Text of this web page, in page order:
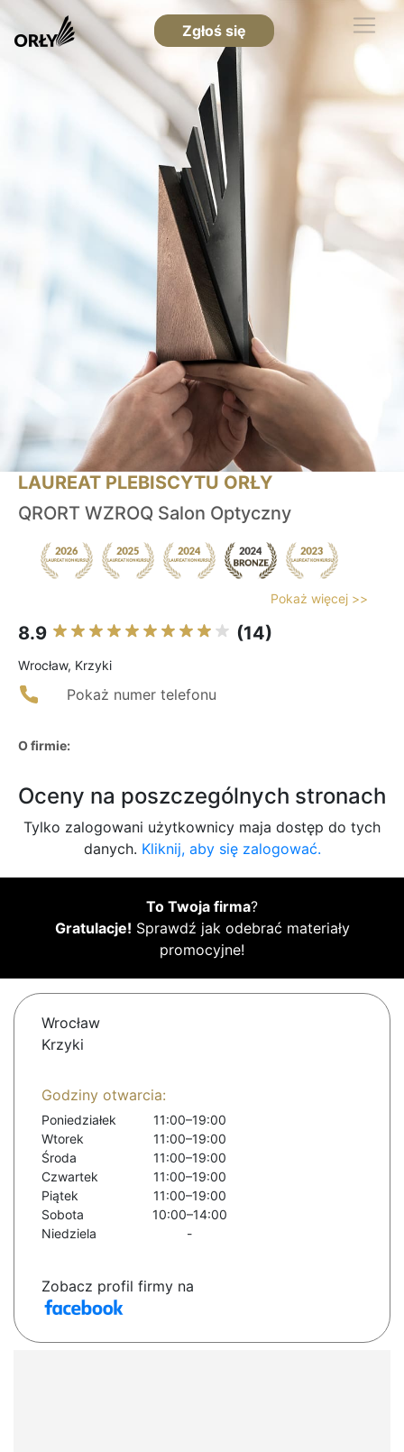
Zgłoś się
LAUREAT PLEBISCYTU ORŁY
QRORT WZROQ Salon Optyczny
Pokaż więcej >>
8.9 (14)
Wrocław, Krzyki
Pokaż numer telefonu
O firmie:
Oceny na poszczególnych stronach
Tylko zalogowani użytkownicy maja dostęp do tych
danych. Kliknij, aby się zalogować.
To Twoja firma?
Gratulacje! Sprawdź jak odebrać materiały
promocyjne!
Wrocław
Krzyki
Godziny otwarcia:
Poniedziałek
11:00–19:00
Wtorek
11:00–19:00
Środa
11:00–19:00
Czwartek
11:00–19:00
Piątek
11:00–19:00
Sobota
10:00–14:00
Niedziela
-
Zobacz profil firmy na